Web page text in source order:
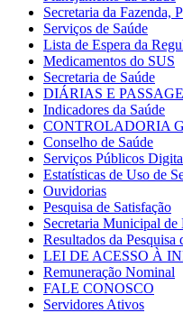
Secretaria da Fazenda,
Serviços de Saúde
Lista de Espera da
Medicamentos do SUS
Secretaria de Saúde
DIÁRIAS E
Indicadores da Saúde
CONTROLADORIA
Conselho de Saúde
Serviços Públicos
Estatísticas de Uso de
Ouvidorias
Pesquisa de Satisfação
Secretaria Municipal de
Resultados da Pesquisa
LEI DE ACESSO À
Remuneração Nominal
FALE CONOSCO
Servidores Ativos